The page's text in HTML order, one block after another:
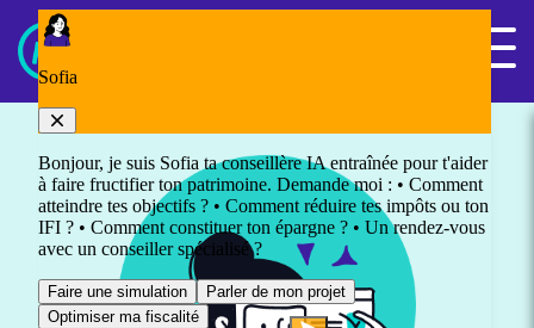
Panneau de gestion des cookies